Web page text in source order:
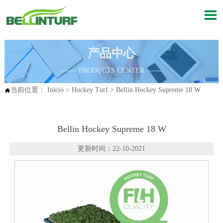

产品中心
—— PRODUCTS CENTER ——
当前位置： Inicio> Hockey Turf> Bellin Hockey Supreme 18 W
Bellin Hockey Supreme 18 W
更新时间：22-10-2021